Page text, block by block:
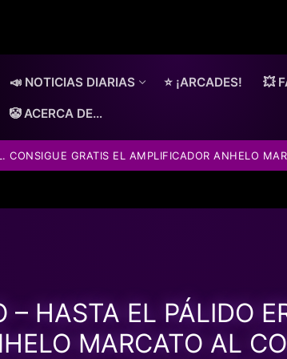
📣 NOTICIAS DIARIAS ⭐ ¡ARCADES! 💥
🤡 ACERCA DE…
CONSIGUE GRATIS EL AMPLIFICADOR ANHELO
– HASTA EL PÁLIDO
MARCATO AL